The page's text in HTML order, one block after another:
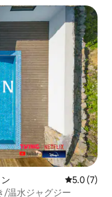
レビュー7
5.0 (7)
/温水ジャグジー